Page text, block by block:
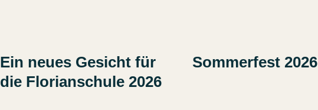
Ein neues Gesicht für
die Florianschule 2026
Sommerfest 2026